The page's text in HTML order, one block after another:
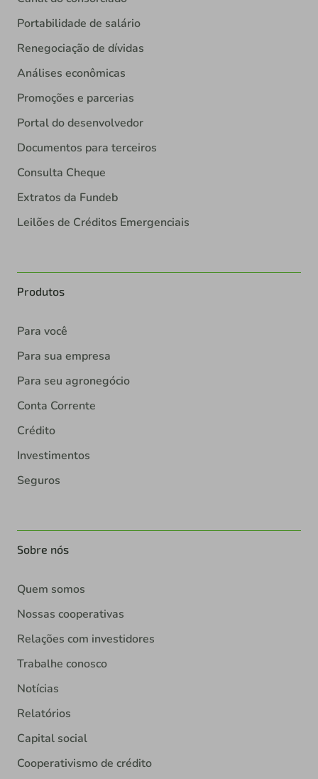
Portabilidade de salário
Renegociação de dívidas
Análises econômicas
Promoções e parcerias
Portal do desenvolvedor
Documentos para terceiros
Consulta Cheque
Extratos da Fundeb
Leilões de Créditos Emergenciais
Produtos
Para você
Para sua empresa
Para seu agronegócio
Conta Corrente
Crédito
Investimentos
Seguros
Sobre nós
Quem somos
Nossas cooperativas
Relações com investidores
Trabalhe conosco
Notícias
Relatórios
Capital social
Cooperativismo de crédito